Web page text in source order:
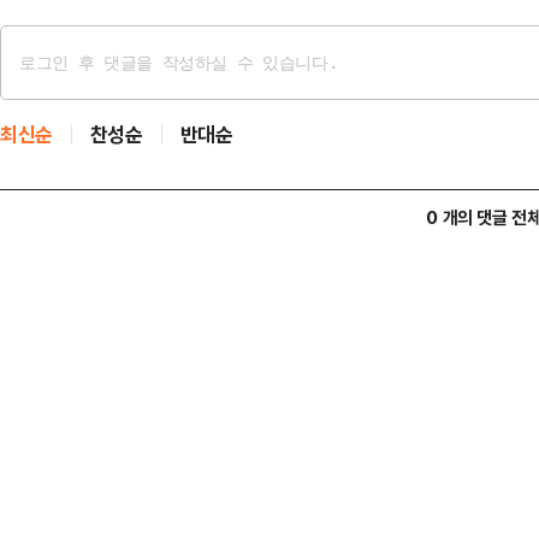
최신순 찬성순 반대순
0 개의 댓글 전